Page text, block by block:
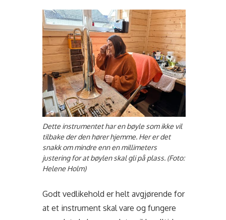
Dette instrumentet har en bøyle som ikke vil
tilbake der den hører hjemme. Her er det
snakk om mindre enn en millimeters
justering for at bøylen skal gli på plass. (Foto:
Helene Holm)
Godt vedlikehold er helt avgjørende for
at et instrument skal vare og fungere